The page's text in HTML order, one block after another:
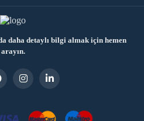
daha detaylı bilgi almak için hemen
arayın.